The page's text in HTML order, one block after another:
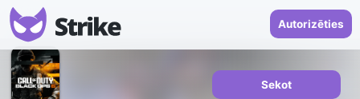
Autorizēties
Sekot